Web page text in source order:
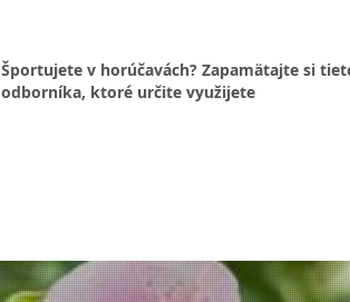
Športujete v horúčavách? Zapamätajte si
odborníka, ktoré určite využijete